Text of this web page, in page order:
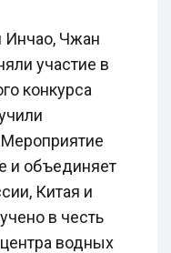
Инчао, Чжан
участие в
конкурса
и объединяет
Китая и
в честь
водных